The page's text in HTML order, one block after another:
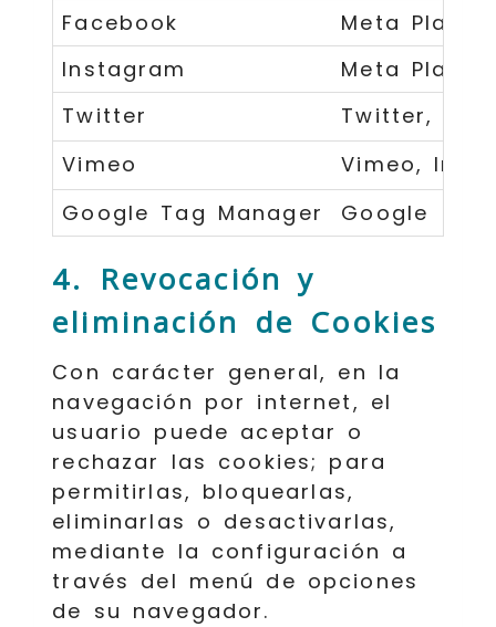
Facebook
Meta
Instagram
Meta
Twitter
Twitter, Inc.
Vimeo
Vimeo, Inc.
Google Tag Manager
Google
4. Revocación y
eliminación de Cookies
Con carácter general, en la
navegación por internet, el
usuario puede aceptar o
rechazar las cookies; para
permitirlas, bloquearlas,
eliminarlas o desactivarlas,
mediante la configuración a
través del menú de opciones
de su navegador.